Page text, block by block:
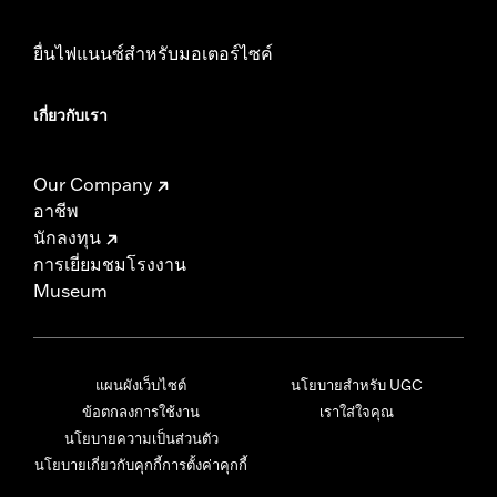
ยื่นไฟแนนซ์สำหรับมอเตอร์ไซค์
เกี่ยวกับเรา
Our Company
อาชีพ
นักลงทุน
การเยี่ยมชมโรงงาน
Museum
แผนผังเว็บไซต์
ข้อตกลงการใช้งาน
นโยบายความเป็นส่วนตัว
นโยบายเกี่ยวกับคุกกี้การตั้งค่าคุกกี้
นโยบายสำหรับ UGC
เราใส่ใจคุณ